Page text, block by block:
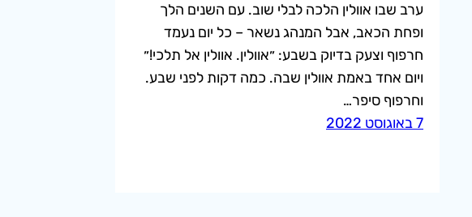
ערב שבו אוולין הלכה לבלי שוב. עם השנים הלך
ופחת הכאב, אבל המנהג נשאר – כל יום נעמד
חרפוף וצעק בדיוק בשבע: ״אוולין. אוולין אל תלכי!״
ויום אחד באמת אוולין שבה. כמה דקות לפני שבע.
וחרפוף סיפר…
7 באוגוסט 2022